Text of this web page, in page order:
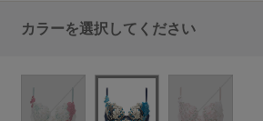
カラーを選択してください